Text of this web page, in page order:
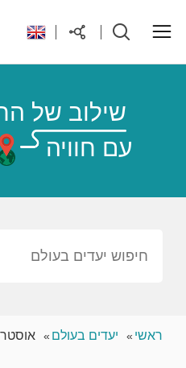
יעדים בעולם
טיפים והנחות לטיול
רילוקיישן לקפריסין
שילוב של
עם חוויה
חיפוש יעדים בעולם
ראשי יעדים בעולם